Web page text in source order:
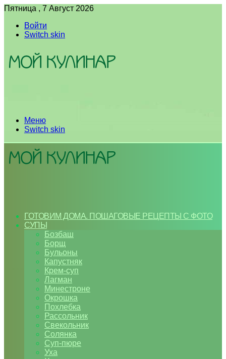
Пятница , 7 Август 2026
Войти
Switch skin
Меню
Switch skin
ГОТОВИМ ДОМА. ПОШАГОВЫЕ РЕЦЕПТЫ С ФОТО
СУПЫ
Бозбаш
Борщ
Бульоны
Капустняк
Крем-суп
Лагман
Минестроне
Окрошка
Похлебка
Рассольник
Свекольник
Солянка
Суп-пюре
Уха